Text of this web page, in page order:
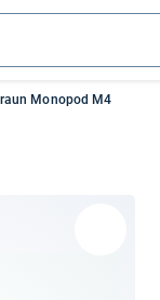
Monopod M4